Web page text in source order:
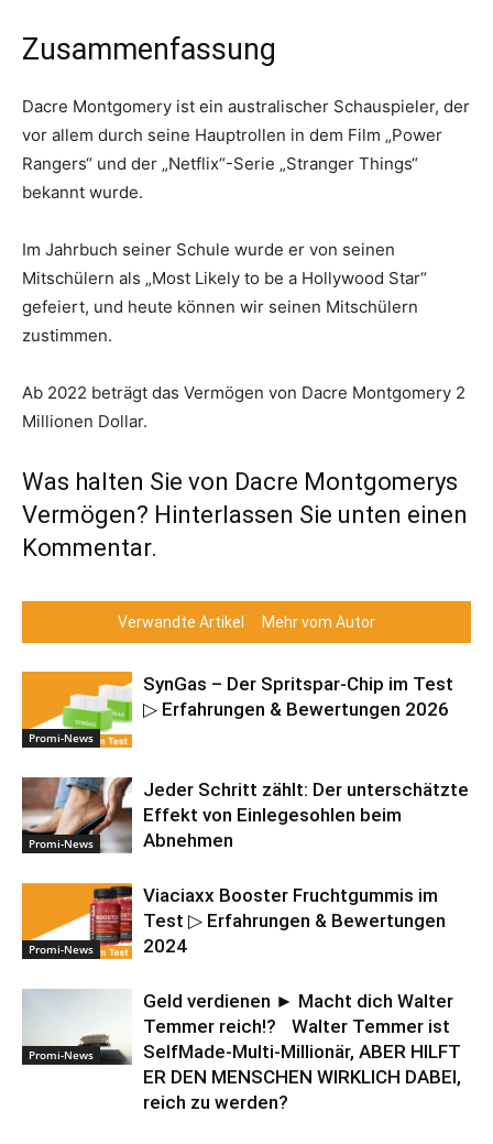
Zusammenfassung
Dacre Montgomery ist ein australischer Schauspieler, der
vor allem durch seine Hauptrollen in dem Film „Power
Rangers“ und der „Netflix“-Serie „Stranger Things“
bekannt wurde.
Im Jahrbuch seiner Schule wurde er von seinen
Mitschülern als „Most Likely to be a Hollywood Star“
gefeiert, und heute können wir seinen Mitschülern
zustimmen.
Ab 2022 beträgt das Vermögen von Dacre Montgomery 2
Millionen Dollar.
Was halten Sie von Dacre Montgomerys
Vermögen? Hinterlassen Sie unten einen
Kommentar.
Verwandte Artikel Mehr vom Autor
Promi-News
SynGas – Der Spritspar-Chip im Test
▷ Erfahrungen & Bewertungen 2026
Promi-News
Jeder Schritt zählt: Der unterschätzte
Effekt von Einlegesohlen beim
Abnehmen
Promi-News
Viaciaxx Booster Fruchtgummis im
Test ▷ Erfahrungen & Bewertungen
2024
Promi-News
Geld verdienen ► Macht dich Walter
Temmer reich!? Walter Temmer ist
SelfMade-Multi-Millionär, ABER HILFT
ER DEN MENSCHEN WIRKLICH DABEI,
reich zu werden?